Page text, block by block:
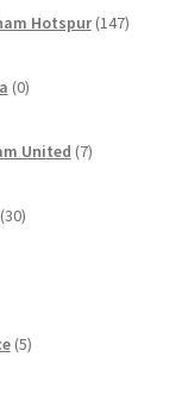
Hotspur 147
0izdelkov
United 7izdelkov
30izdelkov
5izdelkov